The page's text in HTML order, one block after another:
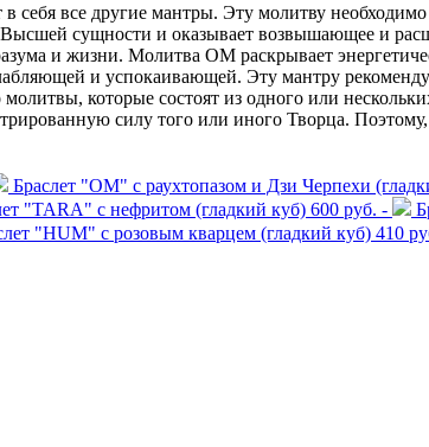
все другие мантры. Эту молитву необходимо
Высшей сущности и оказывает возвышающее и
и жизни. Молитва ОМ раскрывает
и успокаивающей. Эту мантру
которые состоят из одного или
силу того или иного Творца.
Браслет "ОМ" с раухтопазом и Дзи Черпехи
"TARA" с нефритом (гладкий куб) 600 руб. -
"HUM" с розовым кварцем (гладкий куб) 410